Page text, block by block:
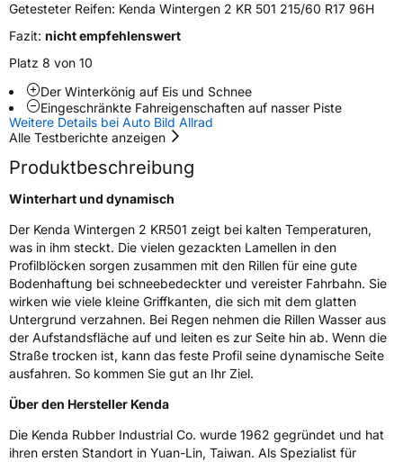
Rollgeräusch (Klasse)A
Rollgeräusch (dB)
FahrzeugklasseC1
EPREL ID604897
Allgemeine Produktsicherheit (GPSR)
HerstellerkontaktKenda Rubber Ind Co Europe GmbH,
Greimelstr 28 83236 Übersee Deutschland,
f.vandersteege@kendaeurope.com
Getesteter Reifen: Kenda Wintergen 2 KR 501 215/60 R17 96H
Fazit: nicht empfehlenswert
Platz 8 von 10
Der Winterkönig auf Eis und Schnee
Eingeschränkte Fahreigenschaften auf nasser Piste
Weitere Details bei Auto Bild Allrad
Alle Testberichte anzeigen
Produktbeschreibung
Winterhart und dynamisch
Der Kenda Wintergen 2 KR501 zeigt bei kalten Temperaturen,
was in ihm steckt. Die vielen gezackten Lamellen in den
Profilblöcken sorgen zusammen mit den Rillen für eine gute
Bodenhaftung bei schneebedeckter und vereister Fahrbahn. Sie
wirken wie viele kleine Griffkanten, die sich mit dem glatten
Untergrund verzahnen. Bei Regen nehmen die Rillen Wasser aus
der Aufstandsfläche auf und leiten es zur Seite hin ab. Wenn die
Straße trocken ist, kann das feste Profil seine dynamische Seite
ausfahren. So kommen Sie gut an Ihr Ziel.
Über den Hersteller Kenda
Die Kenda Rubber Industrial Co. wurde 1962 gegründet und hat
ihren ersten Standort in Yuan-Lin, Taiwan. Als Spezialist für